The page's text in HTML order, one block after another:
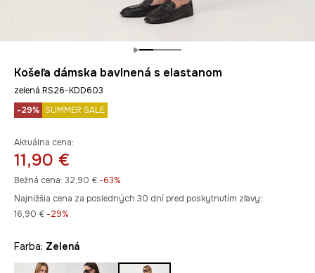
Košeľa dámska bavlnená s elastanom
zelená RS26-KDD603
-29% SUMMER SALE
Aktuálna cena:
11,90 €
Bežná cena: 32,90 € -63%
Najnižšia cena za posledných 30 dní pred poskytnutím zľavy:
16,90 € -29%
Farba: zelená